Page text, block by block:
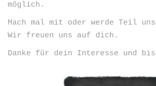
möglich.
Mach mal mit oder werde Teil
Wir freuen uns auf dich.
Danke für dein Interesse und